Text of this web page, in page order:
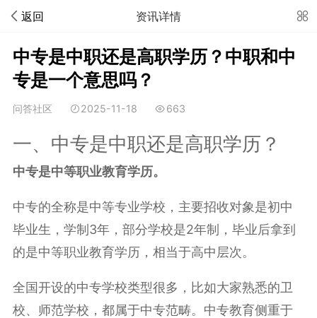
返回 资讯详情
中专是中职还是高职学历？中职和中
专是一个意思吗？
问答社区 2025-11-18 663
一、中专是中职还是高职学历？
中专是中等职业教育学历。
中专的全称是中等专业学校，主要招收对象是初中
毕业生，学制3年，部分学校是2年制，毕业后拿到
的是中等职业教育学历，相当于高中层次。
全国开设的中专学校类型很多，比如大家熟悉的卫
校、师范学校，都属于中专范畴。中专教育侧重于